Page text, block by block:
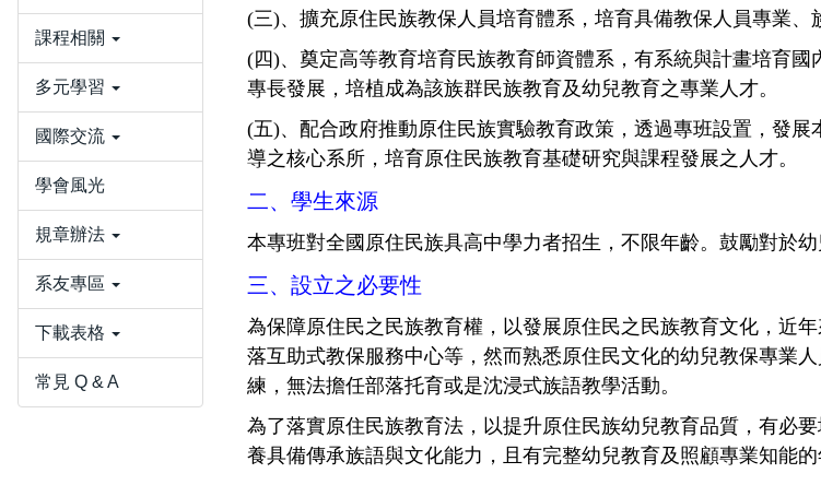
課程相關
多元學習
國際交流
學會風光
規章辦法
系友專區
下載表格
常見 Q & A
(三)、擴充原住民族教保人員培育體系，培育具備教保人員專業、
(四)、奠定高等教育培育民族教育師資體系，有系統與計畫培育
專長發展，培植成為該族群民族教育及幼兒教育之專業人才。
(五)、配合政府推動原住民族實驗教育政策，透過專班設置，發
導之核心系所，培育原住民族教育基礎研究與課程發展之人才。
二、學生來源
本專班對全國原住民族具高中學力者招生，不限年齡。鼓勵對於
三、設立之必要性
為保障原住民之民族教育權，以發展原住民之民族教育文化，近
落互助式教保服務中心等，然而熟悉原住民文化的幼兒教保專業
練，無法擔任部落托育或是沈浸式族語教學活動。
為了落實原住民族教育法，以提升原住民族幼兒教育品質，有必
養具備傳承族語與文化能力，且有完整幼兒教育及照顧專業知能